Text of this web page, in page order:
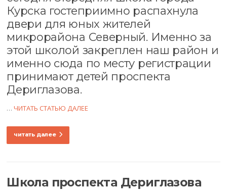
Курска гостеприимно распахнула
двери для юных жителей
микрорайона Северный. Именно за
этой школой закреплен наш район и
именно сюда по месту регистрации
принимают детей проспекта
Дериглазова.
…ЧИТАТЬ СТАТЬЮ ДАЛЕЕ
читать далее
Школа проспекта Дериглазова